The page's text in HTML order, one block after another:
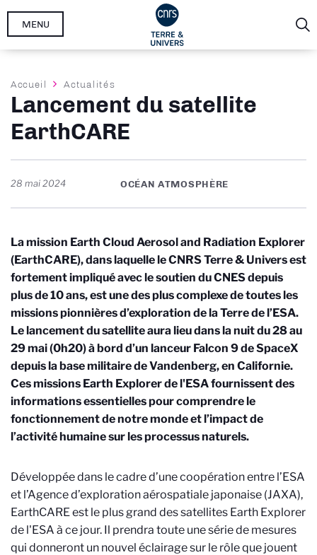
Aller
MENU
Fil
d'Ariane
Accueil Actualités
Lancement du satellite
EarthCARE
28 mai 2024 OCÉAN ATMOSPHÈRE
La mission Earth Cloud Aerosol and Radiation Explorer
(EarthCARE), dans laquelle le CNRS Terre & Univers est
fortement impliquéavec le soutien du CNES depuis
plus de 10 ans,est une des plus complexe de toutes les
missions pionnières d’exploration de la Terre de l’ESA.
Le lancement du satellite aura lieu dans la nuit du 28 au
29 mai (0h20)à bord d’un lanceur Falcon 9 de SpaceX
depuis la base militaire de Vandenberg, en Californie.
Ces missions Earth Explorer de l'ESA fournissent des
informations essentielles pour comprendre le
fonctionnement de notre monde et l’impact de
l’activité humaine sur les processus naturels.
Développée dans le cadre d’une coopération entre l’ESA
et l’Agence d’exploration aérospatiale japonaise (JAXA),
EarthCARE est le plus grand des satellites Earth Explorer
de l'ESA à ce jour. Il prendra toute une série de mesures
qui donneront un nouvel éclairage sur le rôle que jouent